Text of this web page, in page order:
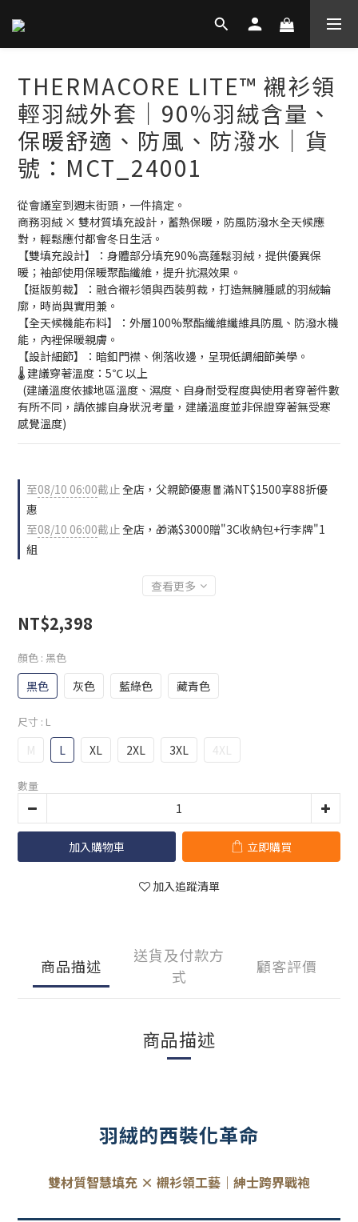
THERMACORE LITE™ 襯衫領
輕羽絨外套│90%羽絨含量、
保暖舒適、防風、防潑水│貨
號：MCT_24001
從會議室到週末街頭，一件搞定。
商務羽絨 × 雙材質填充設計，蓄熱保暖，防風防潑水全天候應
對，輕鬆應付都會冬日生活。
【雙填充設計】：身體部分填充90%高蓬鬆羽絨，提供優異保
暖；袖部使用保暖聚酯纖維，提升抗濕效果。
【挺版剪裁】：融合襯衫領與西裝剪裁，打造無臃腫感的羽絨輪
廓，時尚與實用兼。
【全天候機能布料】：外層100%聚酯纖維纖維具防風、防潑水機
能，內裡保暖親膚。
【設計細節】：暗釦門襟、俐落收邊，呈現低調細節美學。
🌡️ 建議穿著溫度：5℃ 以上
有所不同，請依據自身狀況考量，建議溫度並非保證穿著無受寒
感覺溫度)
至08/10 06:00截止全店，父親節優惠🧧滿NT$1500享88折優
惠
至08/10 06:00截止全店，🎁滿$3000贈"3C收納包+行李牌"1
組
查看更多
NT$2,398
顏色 : 黑色
黑色 灰色 藍綠色 藏青色
尺寸 : L
M L XL 2XL 3XL 4XL
數量
加入購物車 立即購買
加入追蹤清單
商品描述
送貨及付款方
式
顧客評價
商品描述
羽絨的西裝化革命
雙材質智慧填充 × 襯衫領工藝｜紳士跨界戰袍